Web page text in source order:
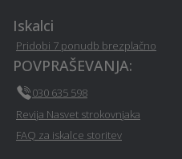
Wellness - Hodos
Prodaja avtodelov -
Hodos
Iskalci
Pridobi 7 ponudb brezplačno
POVPRAŠEVANJA:
030 635 598
Revija Nasvet strokovnjaka
FAQ za iskalce storitev